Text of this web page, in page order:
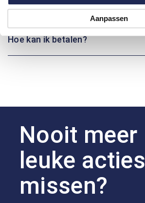
Aanpassen
Over Marvelis
Hoe kan ik betalen?
Nooit meer
leuke acties
missen?